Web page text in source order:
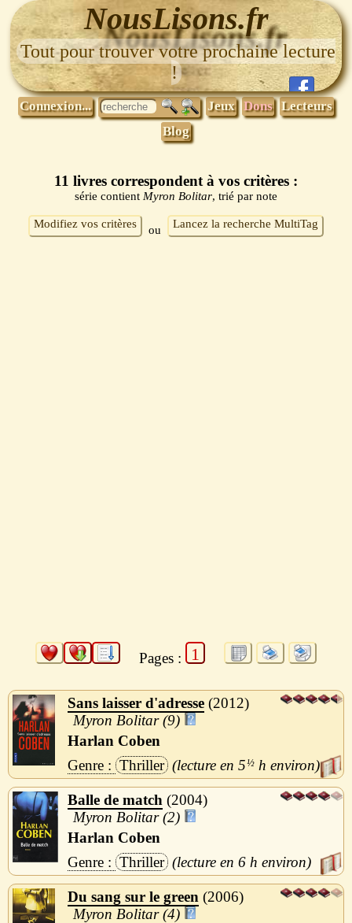
NousLisons.fr
Tout pour trouver votre prochaine lecture
!
Connexion... Jeux Dons Lecteurs
Blog
11 livres correspondent à vos critères :
série contient Myron Bolitar, trié par note
Modifiez vos critères ou Lancez la recherche MultiTag
Pages : 1
Sans laisser d'adresse 2012
Myron Bolitar (9)
Harlan Coben
Thriller
5½ h
Balle de match
2004
Myron Bolitar (2)
Harlan Coben
Thriller
6 h
Du sang sur le green
2006
Myron Bolitar (4)